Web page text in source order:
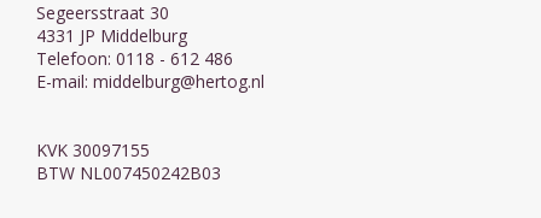
Segeersstraat 30
4331 JP Middelburg
Telefoon: 0118 - 612 486
E-mail: middelburg@hertog.nl
KVK 30097155
BTW NL007450242B03